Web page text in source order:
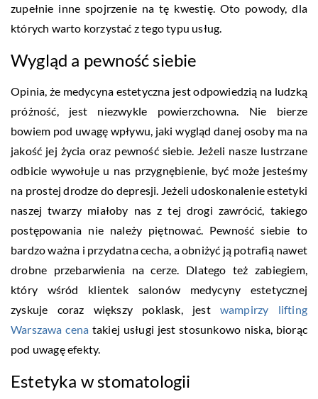
zupełnie inne spojrzenie na tę kwestię. Oto powody, dla
których warto korzystać z tego typu usług.
Wygląd a pewność siebie
Opinia, że medycyna estetyczna jest odpowiedzią na ludzką
próżność, jest niezwykle powierzchowna. Nie bierze
bowiem pod uwagę wpływu, jaki wygląd danej osoby ma na
jakość jej życia oraz pewność siebie. Jeżeli nasze lustrzane
odbicie wywołuje u nas przygnębienie, być może jesteśmy
na prostej drodze do depresji. Jeżeli udoskonalenie estetyki
naszej twarzy miałoby nas z tej drogi zawrócić, takiego
postępowania nie należy piętnować. Pewność siebie to
bardzo ważna i przydatna cecha, a obniżyć ją potrafią nawet
drobne przebarwienia na cerze. Dlatego też zabiegiem,
który wśród klientek salonów medycyny estetycznej
zyskuje coraz większy poklask, jest wampirzy lifting
Warszawa cena takiej usługi jest stosunkowo niska, biorąc
pod uwagę efekty.
Estetyka w stomatologii